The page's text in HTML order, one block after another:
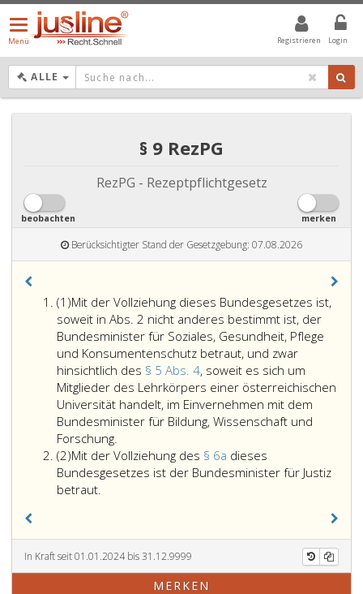
Registrieren Login
Menü
öffnen/schließen
Menü
ALLE DROPDOWN: GEWÄHLTER WERT IST ALLE
§ 9 RezPG
RezPG - Rezeptpflichtgesetz
beobachten merken
Berücksichtigter Stand der Gesetzgebung: 07.08.2026
(1)Absatz
eins
Mit der Vollziehung dieses Bundesgesetzes ist,
soweit in Abs. 2 nicht anderes bestimmt ist, der
Bundesminister für Soziales, Gesundheit, Pflege
und Konsumentenschutz betraut, und zwar
hinsichtlich des § 5 Abs. 4, soweit es sich um
Mitglieder des Lehrkörpers einer österreichischen
Universität handelt, im Einvernehmen mit dem
Bundesminister für Bildung, Wissenschaft und
Forschung.
der
Vollziehung
soweit
in
Absatz
(2)Absatz
2
Mit der Vollziehung des § 6a dieses
Bundesgesetzes ist der Bundesminister für Justiz
betraut.
des
Paragraph
6
In Kraft seit 01.01.2024 bis 31.12.9999
MERKEN